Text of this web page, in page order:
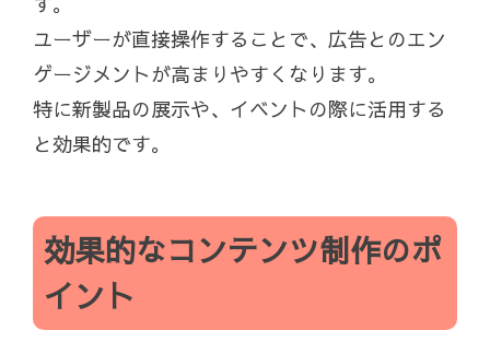
ユーザーが直接操作することで、広告とのエン
ゲージメントが高まりやすくなります。
特に新製品の展示や、イベントの際に活用する
と効果的です。
効果的なコンテンツ制作のポ
イント